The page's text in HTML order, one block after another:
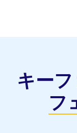
キー
フ